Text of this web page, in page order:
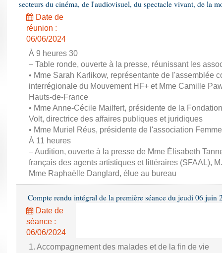
secteurs du cinéma, de l'audiovisuel, du spectacle vivant, de la
Date de
réunion :
06/06/2024
À 9 heures 30
– Table ronde, ouverte à la presse, réunissant les
• Mme Sarah Karlikow, représentante de l'assemblée
interrégionale du Mouvement HF+ et Mme Camille
Hauts-de-France
• Mme Anne-Cécile Mailfert, présidente de la
Volt, directrice des affaires publiques et juridiques
• Mme Muriel Réus, présidente de l'association
À 11 heures
– Audition, ouverte à la presse de Mme Élisabeth
français des agents artistiques et littéraires (SFAAL),
Mme Raphaëlle Danglard, élue au bureau
Compte rendu intégral de la première séance du jeudi 06 juin
Date de
séance :
06/06/2024
1. Accompagnement des malades et de la fin de vie